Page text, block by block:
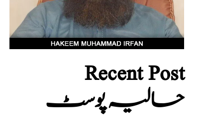
Recent Post
حالیہ پوسٹ